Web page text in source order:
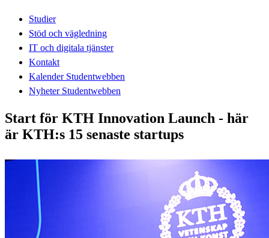
Studier
Stöd och vägledning
IT och digitala tjänster
Kontakt
Kalender Studentwebben
Nyheter Studentwebben
Start för KTH Innovation Launch - här
är KTH:s 15 senaste startups